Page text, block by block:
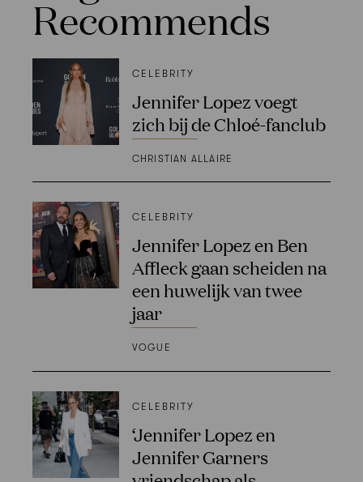
Recommends
CELEBRITY
Jennifer Lopez voegt
zich bij de Chloé-fanclub
CHRISTIAN ALLAIRE
CELEBRITY
Jennifer Lopez en Ben
Affleck gaan scheiden na
een huwelijk van twee
jaar
VOGUE
CELEBRITY
‘Jennifer Lopez en
Jennifer Garners